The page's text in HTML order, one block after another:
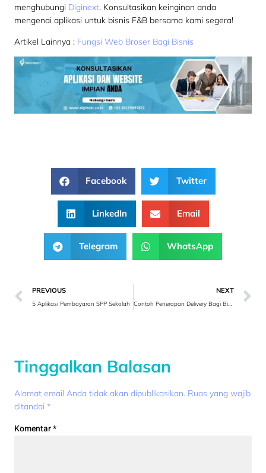
menghubungi Diginext. Konsultasikan keinginan anda
mengenai aplikasi untuk bisnis F&B bersama kami segera!
Artikel Lainnya : Fungsi Web Broser Bagi Bisnis
Facebook Twitter
LinkedIn Email
Telegram WhatsApp
PREVIOUS
5 Aplikasi Pembayaran SPP Sekolah
NEXT
Contoh Penerapan Delivery Bagi Bisnis
Tinggalkan Balasan
Alamat email Anda tidak akan dipublikasikan. Ruas yang wajib
ditandai *
Komentar*